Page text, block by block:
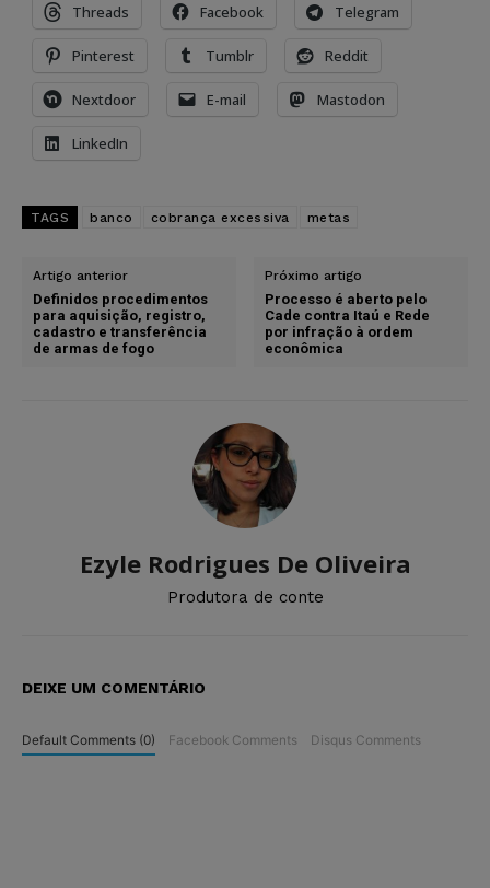
Threads Facebook Telegram
Pinterest Tumblr Reddit
Nextdoor E-mail Mastodon
LinkedIn
TAGS banco cobrança excessiva metas
Artigo anterior
Definidos procedimentos
para aquisição, registro,
cadastro e transferência
de armas de fogo
Próximo artigo
Processo é aberto pelo
Cade contra Itaú e Rede
por infração à ordem
econômica
Ezyle Rodrigues De Oliveira
Produtora de conte
DEIXE UM COMENTÁRIO
Default Comments (0) Facebook Comments Disqus Comments